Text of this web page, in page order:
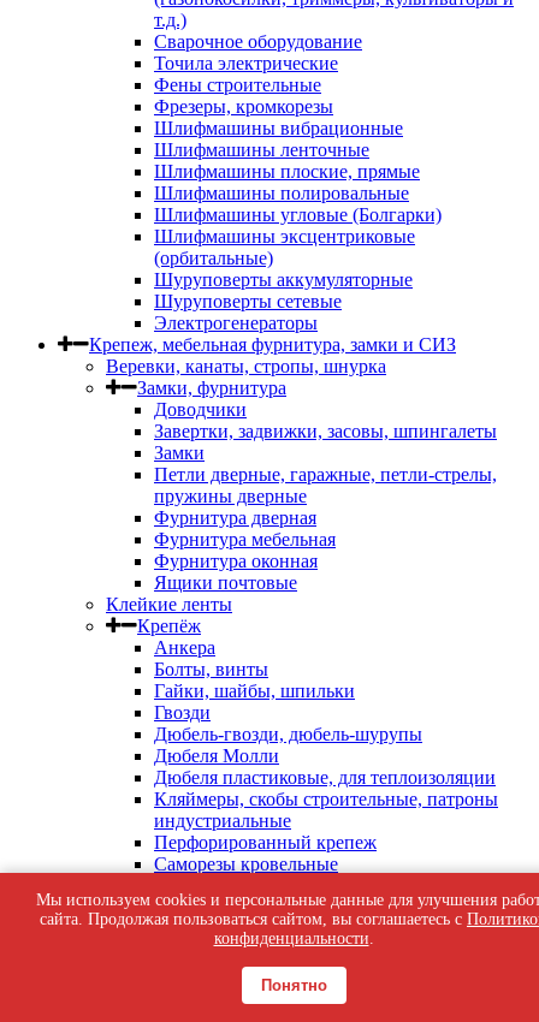
т.д.)
Сварочное оборудование
Точила электрические
Фены строительные
Фрезеры, кромкорезы
Шлифмашины вибрационные
Шлифмашины ленточные
Шлифмашины плоские, прямые
Шлифмашины полировальные
Шлифмашины угловые (Болгарки)
Шлифмашины эксцентриковые
(орбитальные)
Шуруповерты аккумуляторные
Шуруповерты сетевые
Электрогенераторы
Крепеж, мебельная фурнитура, замки и СИЗ
Веревки, канаты, стропы, шнурка
Замки, фурнитура
Доводчики
Завертки, задвижки, засовы, шпингалеты
Замки
Петли дверные, гаражные, петли-стрелы,
пружины дверные
Фурнитура дверная
Фурнитура мебельная
Фурнитура оконная
Ящики почтовые
Клейкие ленты
Крепёж
Анкера
Болты, винты
Гайки, шайбы, шпильки
Гвозди
Дюбель-гвозди, дюбель-шурупы
Дюбеля Молли
Дюбеля пластиковые, для теплоизоляции
Кляймеры, скобы строительные, патроны
индустриальные
Перфорированный крепеж
Саморезы кровельные
Саморезы с пресс-шайбой
Саморезы черные
Такелаж
Тросы, цепи
Шурупы жёлтые универсальные
Мы используем cookies и персональные данные для улучшения
сайта. Продолжая пользоваться сайтом, вы соглашаетесь с
конфиденциальности.
Понятно